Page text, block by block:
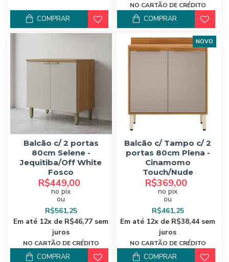
COMPRAR
NO CARTÃO DE CRÉDITO
COMPRAR
Balcão c/ 2 portas
80cm Selene -
Jequitiba/Off White
Fosco
R$449,00
no pix
ou
R$561,25
Em até 12x de R$46,77 sem
juros
NO CARTÃO DE CRÉDITO
COMPRAR
NOVO
Balcão c/ Tampo c/ 2
portas 80cm Plena -
Cinamomo
Touch/Nude
R$369,00
no pix
ou
R$461,25
Em até 12x de R$38,44 sem
juros
NO CARTÃO DE CRÉDITO
COMPRAR